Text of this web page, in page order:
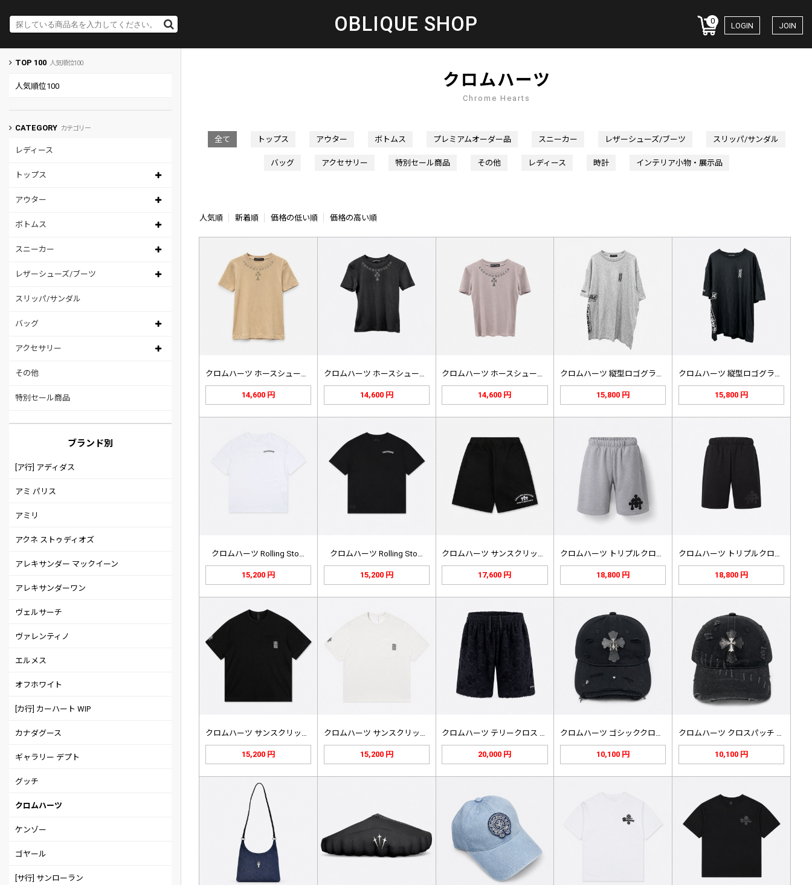
OBLIQUE SHOP 0
LOGIN JOIN
TOP 100 人気順位100
人気順位100
CATEGORY カテゴリー
レディース
トップス
アウター
ボトムス
スニーカー
レザーシューズ/ブーツ
スリッパ/サンダル
バッグ
アクセサリー
その他
特別セール商品
ブランド別
[ア行] アディダス
アミ パリス
アミリ
アクネ ストゥディオズ
アレキサンダー マックイーン
アレキサンダーワン
ヴェルサーチ
ヴァレンティノ
エルメス
オフホワイト
[カ行] カーハート WIP
カナダグース
ギャラリー デプト
グッチ
クロムハーツ
ケンゾー
ゴヤール
[サ行] サンローラン
クロムハーツ
Chrome Hearts
全て トップス アウター ボトムス プレミアムオーダー品 スニーカー レザーシューズ/ブーツ スリッパ/サンダル
バッグ アクセサリー 特別セール商品 その他 レディース 時計 インテリア小物・展示品
人気順 新着順 価格の低い順 価格の高い順
14,600 円 14,600 円 14,600 円 15,800 円 15,800 円
クロムハーツ Rolling Sto…
15,200 円
クロムハーツ Rolling Sto…
15,200 円 17,600 円 18,800 円 18,800 円
クロムハーツ サンスクリット ポケッ…
15,200 円
クロムハーツ サンスクリット ポケッ…
15,200 円
クロムハーツ テリークロス ジャガー…
20,000 円
クロムハーツ ゴシッククロスパッチ …
10,100 円
クロムハーツ クロスパッチ ベースボ…
10,100 円